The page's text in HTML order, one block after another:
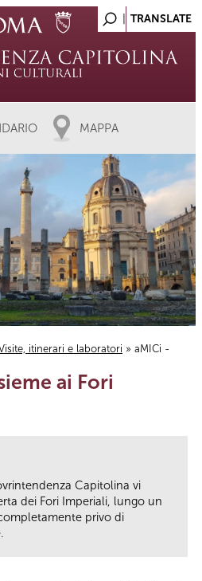
MAPPA
itinerari e laboratori » aMICi -
ai Fori
Capitolina vi
dei Fori Imperiali, lungo un
privo di